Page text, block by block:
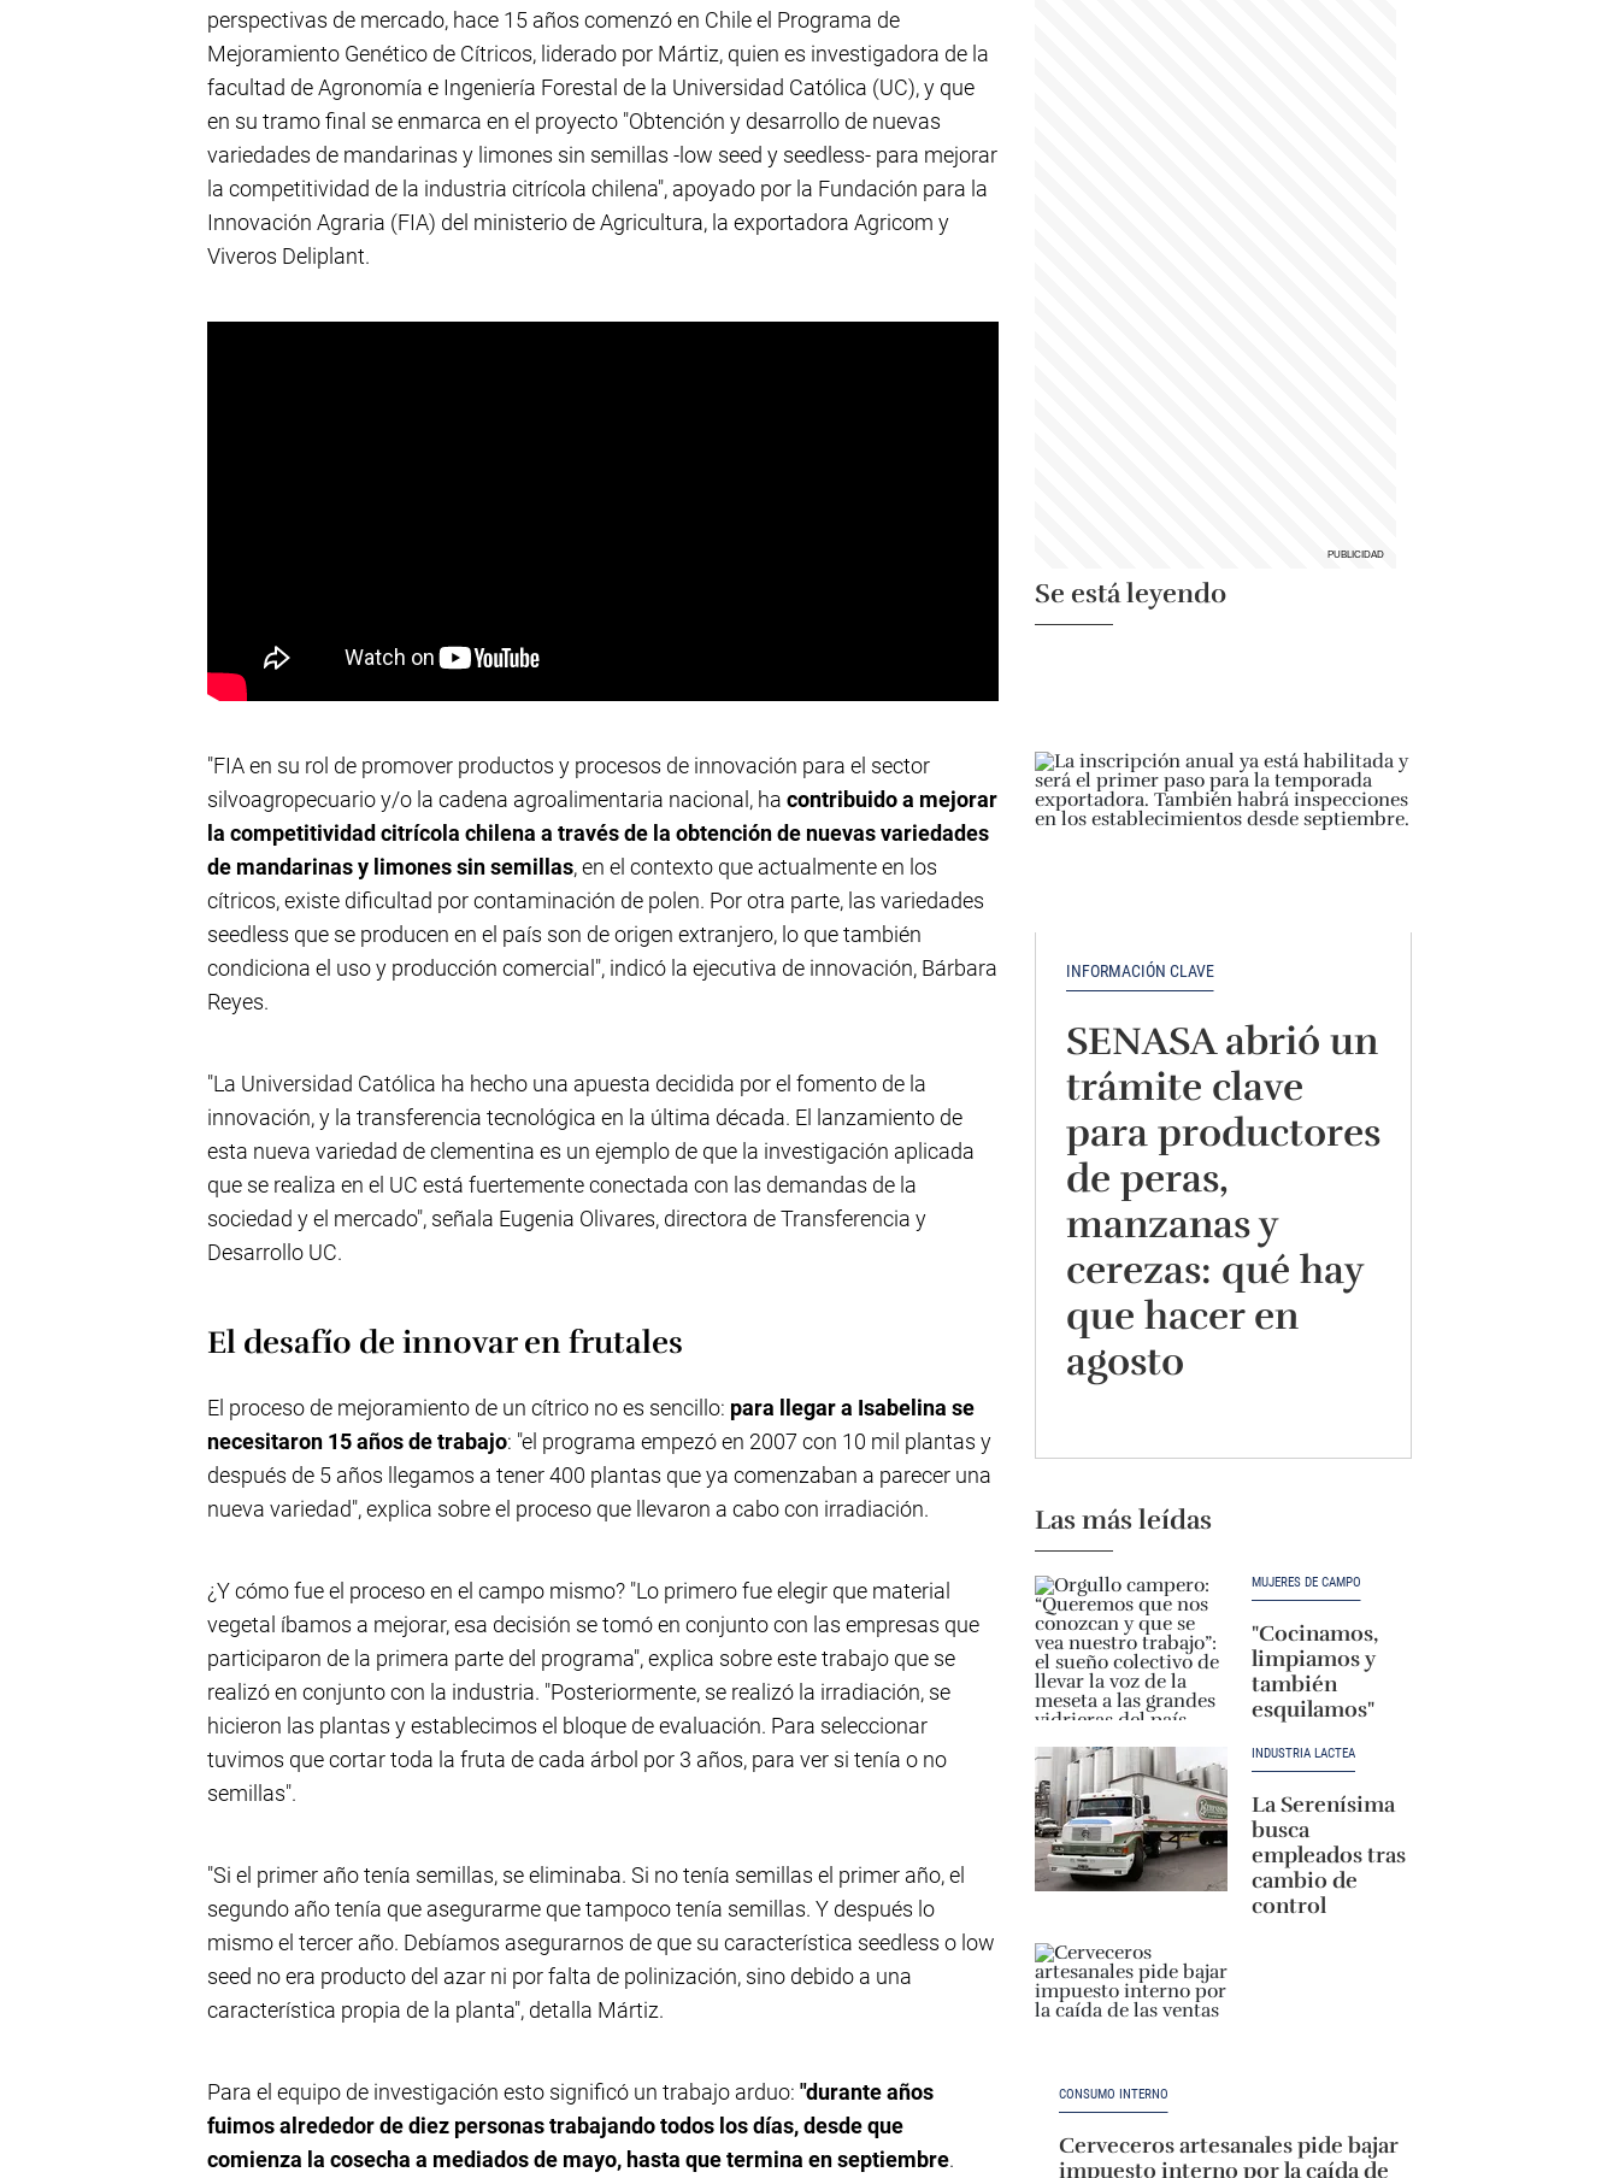
perspectivas de mercado, hace 15 años comenzó en Chile el Programa de
Mejoramiento Genético de Cítricos, liderado por Mártiz, quien es investigadora de la
facultad de Agronomía e Ingeniería Forestal de la Universidad Católica (UC), y que
en su tramo final se enmarca en el proyecto "Obtención y desarrollo de nuevas
variedades de mandarinas y limones sin semillas -low seed y seedless- para mejorar
la competitividad de la industria citrícola chilena", apoyado por la Fundación para la
Innovación Agraria (FIA) del ministerio de Agricultura, la exportadora Agricom y
Viveros Deliplant.
"FIA en su rol de promover productos y procesos de innovación para el sector
silvoagropecuario y/o la cadena agroalimentaria nacional, ha contribuido a mejorar
la competitividad citrícola chilena a través de la obtención de nuevas variedades
de mandarinas y limones sin semillas, en el contexto que actualmente en los
cítricos, existe dificultad por contaminación de polen. Por otra parte, las variedades
seedless que se producen en el país son de origen extranjero, lo que también
condiciona el uso y producción comercial", indicó la ejecutiva de innovación, Bárbara
Reyes.
"La Universidad Católica ha hecho una apuesta decidida por el fomento de la
innovación, y la transferencia tecnológica en la última década. El lanzamiento de
esta nueva variedad de clementina es un ejemplo de que la investigación aplicada
que se realiza en el UC está fuertemente conectada con las demandas de la
sociedad y el mercado", señala Eugenia Olivares, directora de Transferencia y
Desarrollo UC.
El desafío de innovar en frutales
El proceso de mejoramiento de un cítrico no es sencillo: para llegar a Isabelina se
necesitaron 15 años de trabajo: "el programa empezó en 2007 con 10 mil plantas y
después de 5 años llegamos a tener 400 plantas que ya comenzaban a parecer una
nueva variedad", explica sobre el proceso que llevaron a cabo con irradiación.
¿Y cómo fue el proceso en el campo mismo? "Lo primero fue elegir que material
vegetal íbamos a mejorar, esa decisión se tomó en conjunto con las empresas que
participaron de la primera parte del programa", explica sobre este trabajo que se
realizó en conjunto con la industria. "Posteriormente, se realizó la irradiación, se
hicieron las plantas y establecimos el bloque de evaluación. Para seleccionar
tuvimos que cortar toda la fruta de cada árbol por 3 años, para ver si tenía o no
semillas".
"Si el primer año tenía semillas, se eliminaba. Si no tenía semillas el primer año, el
segundo año tenía que asegurarme que tampoco tenía semillas. Y después lo
mismo el tercer año. Debíamos asegurarnos de que su característica seedless o low
seed no era producto del azar ni por falta de polinización, sino debido a una
característica propia de la planta", detalla Mártiz.
Para el equipo de investigación esto significó un trabajo arduo: "durante años
fuimos alrededor de diez personas trabajando todos los días, desde que
comienza la cosecha a mediados de mayo, hasta que termina en septiembre.
Se está leyendo
INFORMACIÓN CLAVE
SENASA abrió un
trámite clave
para productores
de peras,
manzanas y
cerezas: qué hay
que hacer en
agosto
Las más leídas
MUJERES DE CAMPO
"Cocinamos,
limpiamos y
también
esquilamos"
INDUSTRIA LÁCTEA
La Serenísima
busca
empleados tras
cambio de
control
CONSUMO INTERNO
Cerveceros artesanales pide bajar
impuesto interno por la caída de